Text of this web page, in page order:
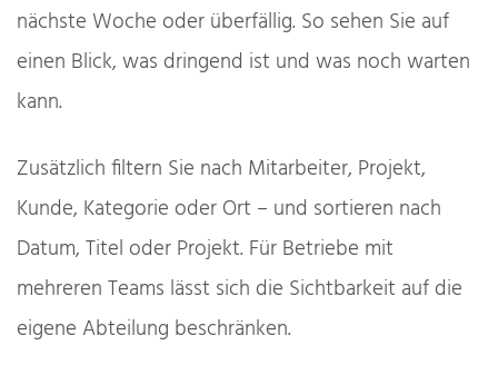
nächste Woche oder überfällig. So sehen Sie auf
einen Blick, was dringend ist und was noch warten
kann.
Zusätzlich filtern Sie nach Mitarbeiter, Projekt,
Kunde, Kategorie oder Ort – und sortieren nach
Datum, Titel oder Projekt. Für Betriebe mit
mehreren Teams lässt sich die Sichtbarkeit auf die
eigene Abteilung beschränken.